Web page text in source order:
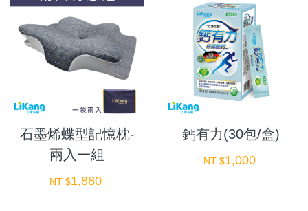
石墨烯蝶型記憶枕-
兩入一組
NT $1,880
鈣有力(30包/盒)
NT $1,000